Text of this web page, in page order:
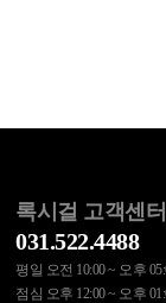
록시걸 고객센터
031.522.4488
평일 오전 10:00 ~ 오후
점심 오후 12:00 ~ 오후